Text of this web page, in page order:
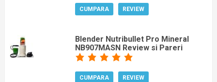
CUMPARA REVIEW
Blender Nutribullet Pro Mineral
NB907MASN Review si Pareri
CUMPARA REVIEW